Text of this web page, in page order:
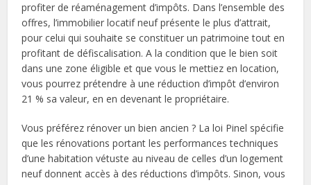
profiter de réaménagement d’impôts. Dans l’ensemble des
offres, l’immobilier locatif neuf présente le plus d’attrait,
pour celui qui souhaite se constituer un patrimoine tout en
profitant de défiscalisation. A la condition que le bien soit
dans une zone éligible et que vous le mettiez en location,
vous pourrez prétendre à une réduction d’impôt d’environ
21 % sa valeur, en en devenant le propriétaire.
Vous préférez rénover un bien ancien ? La loi Pinel spécifie
que les rénovations portant les performances techniques
d’une habitation vétuste au niveau de celles d’un logement
neuf donnent accès à des réductions d’impôts. Sinon, vous